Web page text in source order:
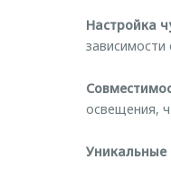
Настройка
освещения,
Уникальные